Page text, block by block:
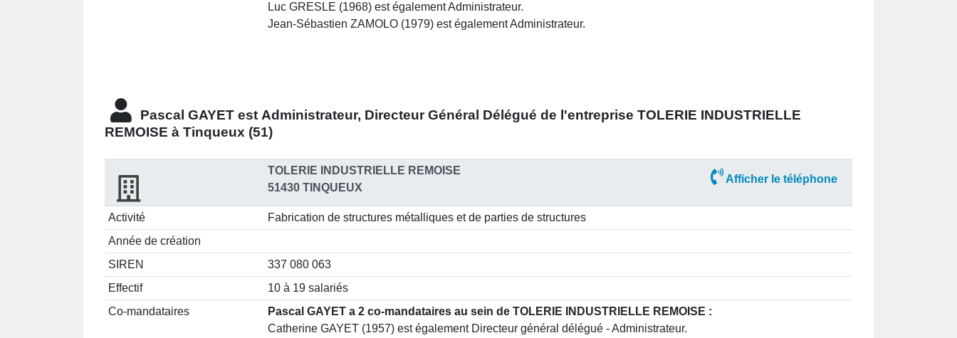
Luc GRESLE (1968) est également Administrateur.
Jean-Sébastien ZAMOLO (1979) est également Administrateur.
Pascal GAYET est Administrateur, Directeur Général Délégué de l'entreprise TOLERIE INDUSTRIELLE
REMOISE à Tinqueux (51)
Afficher le téléphone
TOLERIE INDUSTRIELLE REMOISE
51430 TINQUEUX
Activité
Fabrication de structures métalliques et de parties de structures
Année de création
SIREN
337 080 063
Effectif
10 à 19 salariés
Co-mandataires
Pascal GAYET a 2 co-mandataires au sein de TOLERIE INDUSTRIELLE REMOISE :
Catherine GAYET (1957) est également Directeur général délégué - Administrateur.